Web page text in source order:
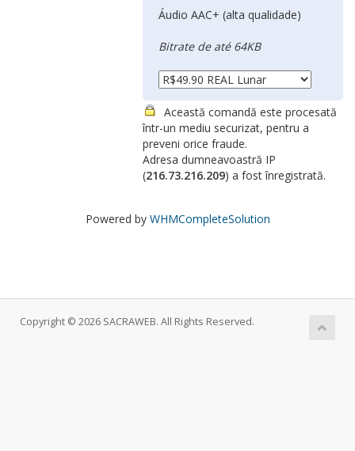
Áudio AAC+ (alta qualidade)
Bitrate de até 64KB
Această comandă este procesată
într-un mediu securizat, pentru a
preveni orice fraude.
Adresa dumneavoastră IP
(216.73.216.209) a fost înregistrată.
Powered by WHMCompleteSolution
Copyright © 2026 SACRAWEB. All Rights Reserved.